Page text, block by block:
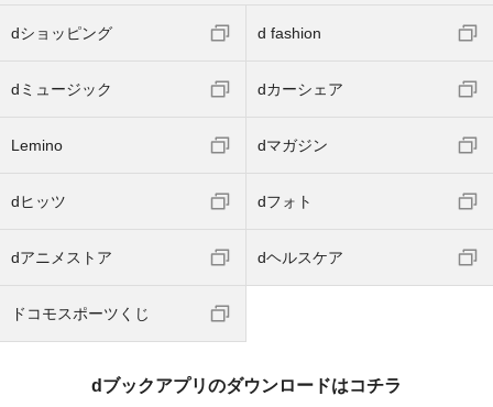
dショッピング d fashion
dミュージック dカーシェア
Lemino dマガジン
dヒッツ dフォト
dアニメストア dヘルスケア
ドコモスポーツくじ
dブックアプリのダウンロードはコチラ